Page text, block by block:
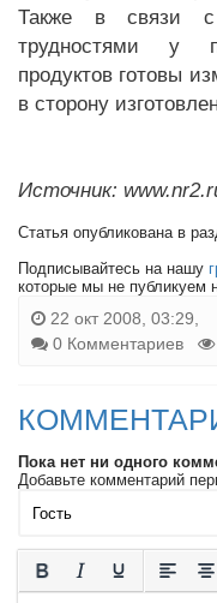
Также в связи с
трудностями у
продуктов готовы
в сторону
Источник:
Статья опубликована в
Подписывайтесь на нашу
которые мы не публикуем
22 окт 2008, 03:29,
0 Комментариев
Пока нет ни одного
Добавьте комментарий